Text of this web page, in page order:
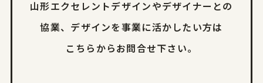
山形エクセレントデザインやデザイナーとの
協業、 デザインを事業に活かしたい方は
こちらからお問合せ下さい。